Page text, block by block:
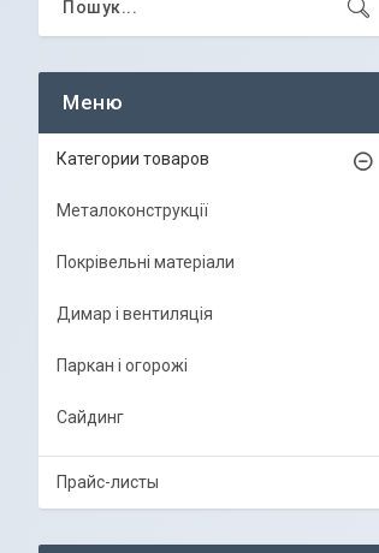
Категории товаров
Металоконструкції
Покрівельні матеріали
Димар і вентиляція
Паркан і огорожі
Сайдинг
Прайс-листы